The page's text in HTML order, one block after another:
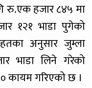
रु.एक हजार ८४५ मा
१२१ भाडा पुगेको
अनुसार जुम्ला
भाडा लिने गरेको
कायम गरिएको छ ।